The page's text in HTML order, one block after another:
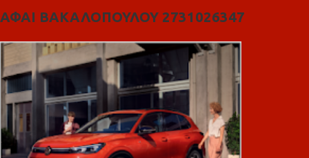
ΑΦΑΙ ΒΑΚΑΛΟΠΟΥΛΟΥ 2731026347